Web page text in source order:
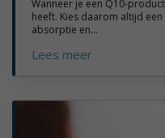
Wanneer je een Q10-
heeft. Kies daarom altijd
absorptie en...
Lees meer